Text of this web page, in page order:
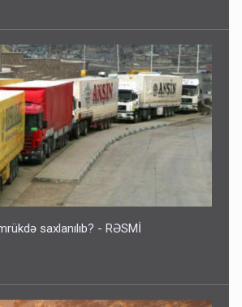
saxlanılıb? - RƏSMİ